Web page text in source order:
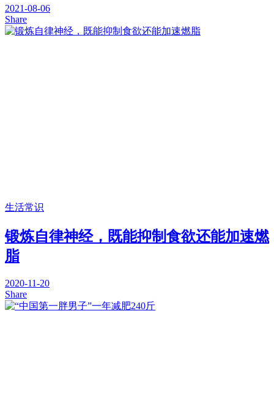
2021-08-06
Share
生活常识
锻炼自律神经，既能抑制食欲还能加速燃
脂
2020-11-20
Share